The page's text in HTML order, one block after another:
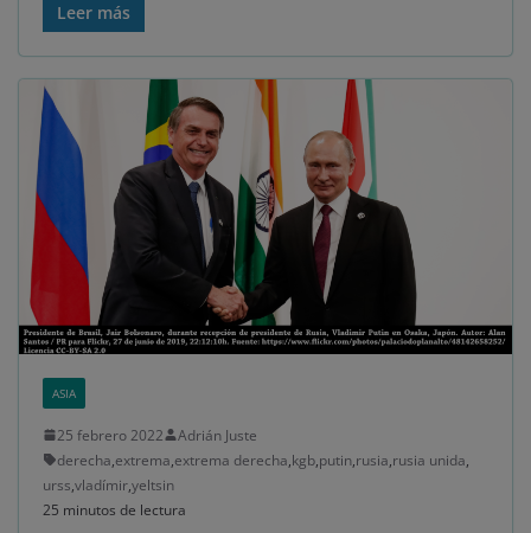
Leer más
ASIA
25 febrero 2022
Adrián Juste
derecha,extrema,extrema derecha,kgb,putin,rusia,rusia unida,
urss,vladímir,yeltsin
25 minutos de lectura